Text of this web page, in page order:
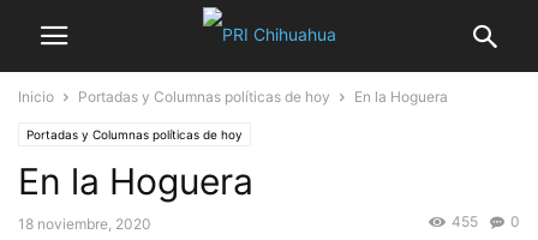
Inicio Portadas y Columnas políticas de hoy En la Hoguera
Portadas y Columnas políticas de hoy
En la Hoguera
18 noviembre, 2020 0
455